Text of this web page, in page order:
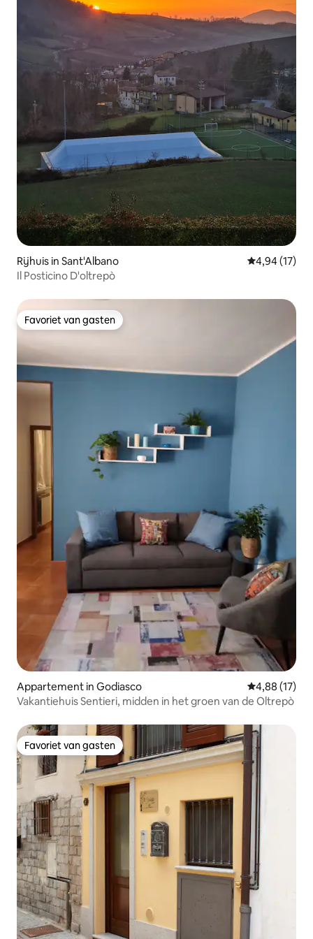
Rijhuis in Sant'Albano Gemiddelde
4,94 (17)
Il Posticino D'oltrepò
Favoriet van gasten
Favoriet van gasten
Appartement in Godiasco Gemiddelde
4,88 (17)
Vakantiehuis Sentieri, midden in het groen van de Oltrepò
Favoriet van gasten
Favoriet van gasten